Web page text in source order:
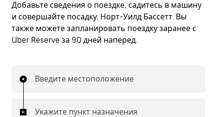
Добавьте сведения о поездке, садитесь в машину
и совершайте посадку. Норт-Уилд Бассетт. Вы
также можете запланировать поездку заранее с
Uber Reserve за 90 дней наперед.
Введите местоположение
Укажите пункт назначения